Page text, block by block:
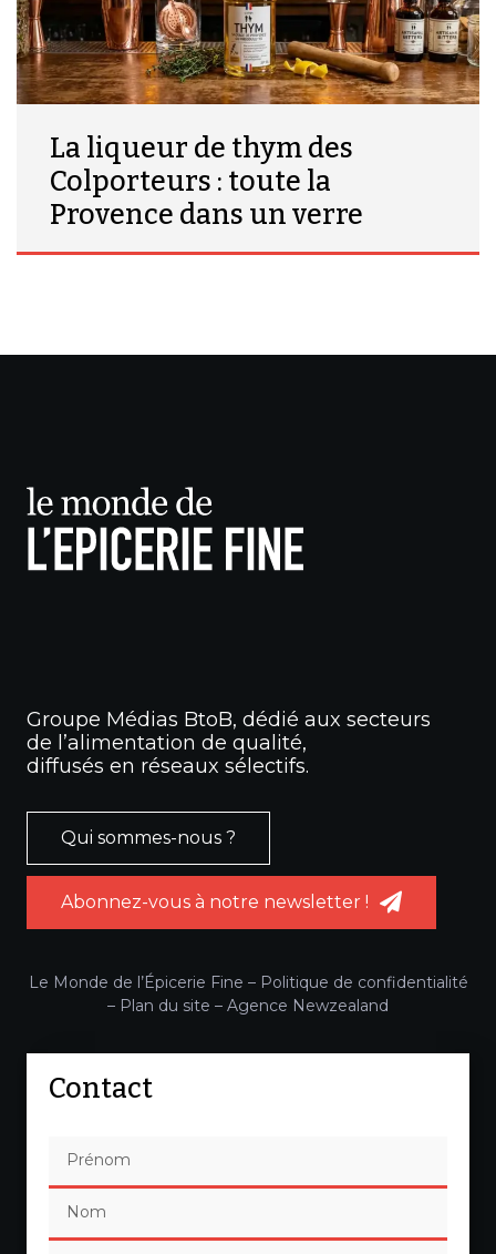
La liqueur de thym des
Colporteurs : toute la
Provence dans un verre
Groupe Médias BtoB, dédié aux secteurs
de l’alimentation de qualité,
diffusés en réseaux sélectifs.
Qui sommes-nous ?
Abonnez-vous à notre newsletter !
Le Monde de l’Épicerie Fine – Politique de confidentialité
– Plan du site – Agence Newzealand
Contact